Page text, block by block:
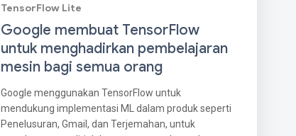
TensorFlow Lite
Google membuat TensorFlow
untuk menghadirkan pembelajaran
mesin bagi semua orang
Google menggunakan TensorFlow untuk
mendukung implementasi ML dalam produk seperti
Penelusuran, Gmail, dan Terjemahan, untuk